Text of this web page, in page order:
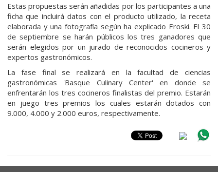
Estas propuestas serán añadidas por los participantes a una
ficha que incluirá datos con el producto utilizado, la receta
elaborada y una fotografía según ha explicado Eroski. El 30
de septiembre se harán públicos los tres ganadores que
serán elegidos por un jurado de reconocidos cocineros y
expertos gastronómicos.
La fase final se realizará en la facultad de ciencias
gastronómicas 'Basque Culinary Center' en donde se
enfrentarán los tres cocineros finalistas del premio. Estarán
en juego tres premios los cuales estarán dotados con
9.000, 4.000 y 2.000 euros, respectivamente.